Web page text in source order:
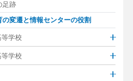
足跡
変遷と情報センターの役割
学校
学校